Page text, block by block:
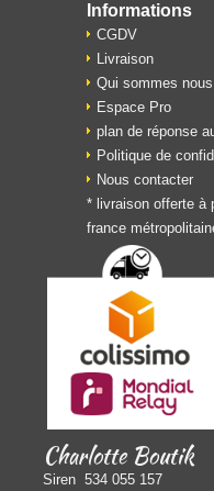
Informations
CGDV
Livraison
Qui sommes
Espace Pro
plan de réponse
Politique de
Nous contacter
* livraison offerte à
france
Charlotte Boutik
Siren 534 055 157